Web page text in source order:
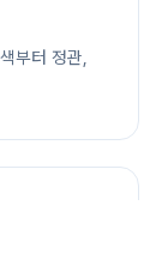
부터 정관,